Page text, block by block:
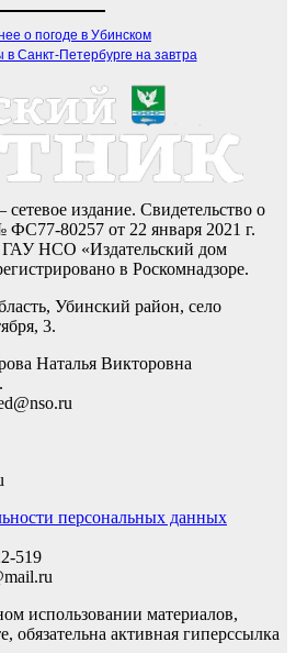
о погоде в Убинском
в Санкт-Петербурге на завтра
издание. Свидетельство о
80257 от 22 января 2021 г.
ГАУ НСО «Издательский дом
в Роскомнадзоре.
Убинский район, село
3.
Наталья Викторовна
персональных данных
519
использовании материалов,
обязательна активная гиперссылка